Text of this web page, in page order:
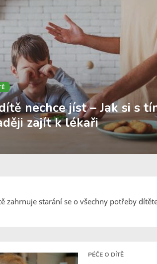
nechce jíst – Jak si s
zajít k lékaři
zahrnuje starání se o všechny potřeby
PÉČE O DÍTĚ